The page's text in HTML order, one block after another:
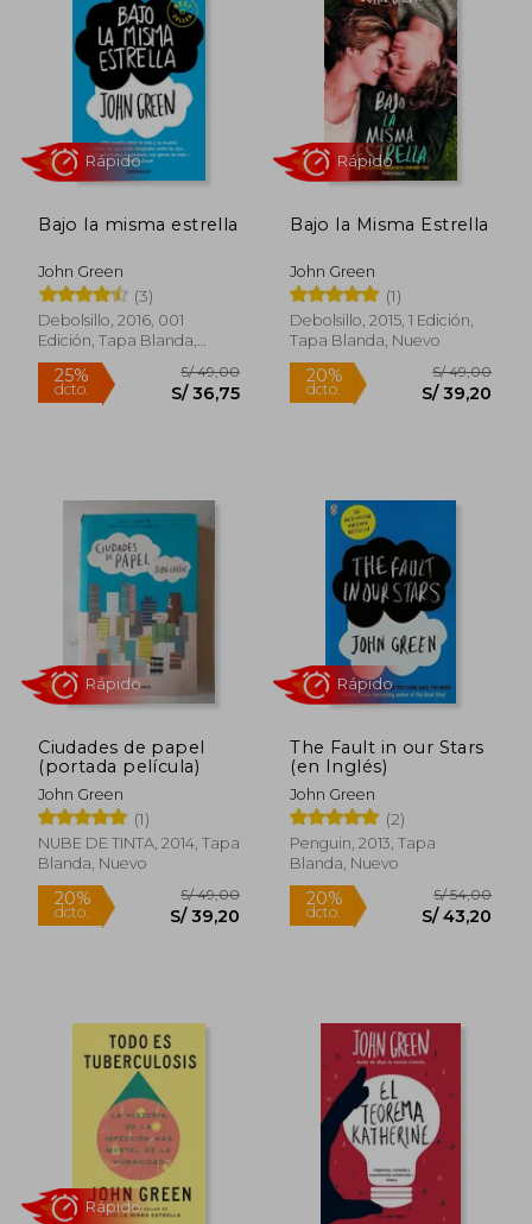
Bajo la misma estrella
John Green
(3)
Debolsillo, 2016, 001
Edición, Tapa Blanda,
Nuevo
25%
dcto.
S/ 49,00
Rápido
Bajo la Misma Estrella
John Green
(1)
Debolsillo, 2015, 1 Edición,
Tapa Blanda, Nuevo
20%
dcto.
Rápido
Ciudades de papel
(portada película)
John Green
(1)
NUBE DE TINTA, 2014, Tapa
Blanda, Nuevo
20%
dcto.
The Fault in our Stars
(en Inglés)
John Green
(2)
Penguin, 2013, Tapa
Blanda, Nuevo
20%
dcto.